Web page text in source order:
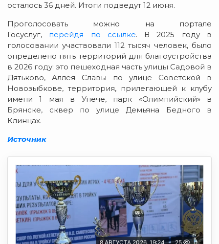
осталось 36 дней. Итоги подведут 12 июня.
Проголосовать можно на портале
Госуслуг, перейдя по ссылке. В 2025 году в
голосовании участвовали 112 тысяч человек, было
определено пять территорий для благоустройства
в 2026 году: это пешеходная часть улицы Садовой в
Дятьково, Аллея Славы по улице Советской в
Новозыбкове, территория, прилегающей к клубу
имени 1 мая в Унече, парк «Олимпийский» в
Брянске, сквер по улице Демьяна Бедного в
Клинцах.
Источник
8 АВГУСТА 2026, 19:24 25